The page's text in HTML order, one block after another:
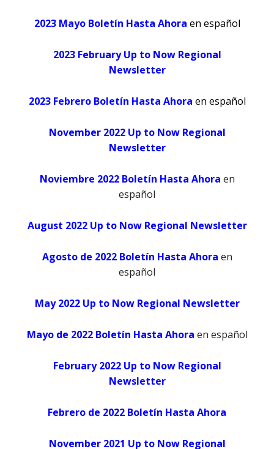
2023 Mayo Boletín Hasta Ahora en español
2023 February Up to Now Regional
Newsletter
2023 Febrero Boletín Hasta Ahora en español
November 2022 Up to Now Regional
Newsletter
Noviembre 2022 Boletín Hasta Ahora en
español
August 2022 Up to Now Regional Newsletter
Agosto de 2022 Boletín Hasta Ahora en
español
May 2022 Up to Now Regional Newsletter
Mayo de 2022 Boletín Hasta Ahora en español
February 2022 Up to Now Regional
Newsletter
Febrero de 2022 Boletín Hasta Ahora
November 2021 Up to Now Regional